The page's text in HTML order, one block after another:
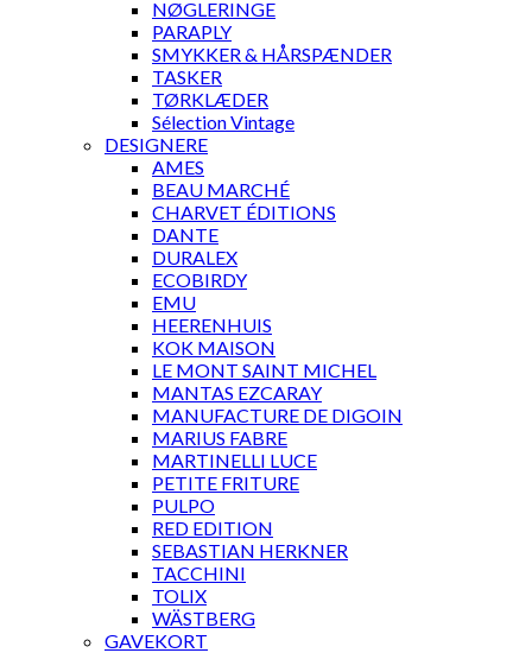
NØGLERINGE
PARAPLY
SMYKKER & HÅRSPÆNDER
TASKER
TØRKLÆDER
Sélection Vintage
DESIGNERE
AMES
BEAU MARCHÉ
CHARVET ÉDITIONS
DANTE
DURALEX
ECOBIRDY
EMU
HEERENHUIS
KOK MAISON
LE MONT SAINT MICHEL
MANTAS EZCARAY
MANUFACTURE DE DIGOIN
MARIUS FABRE
MARTINELLI LUCE
PETITE FRITURE
PULPO
RED EDITION
SEBASTIAN HERKNER
TACCHINI
TOLIX
WÄSTBERG
GAVEKORT